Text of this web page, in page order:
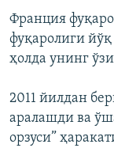
Франция
фуқаролиги
ҳолда унинг
2011 йилдан
аралашди ва
орзуси”